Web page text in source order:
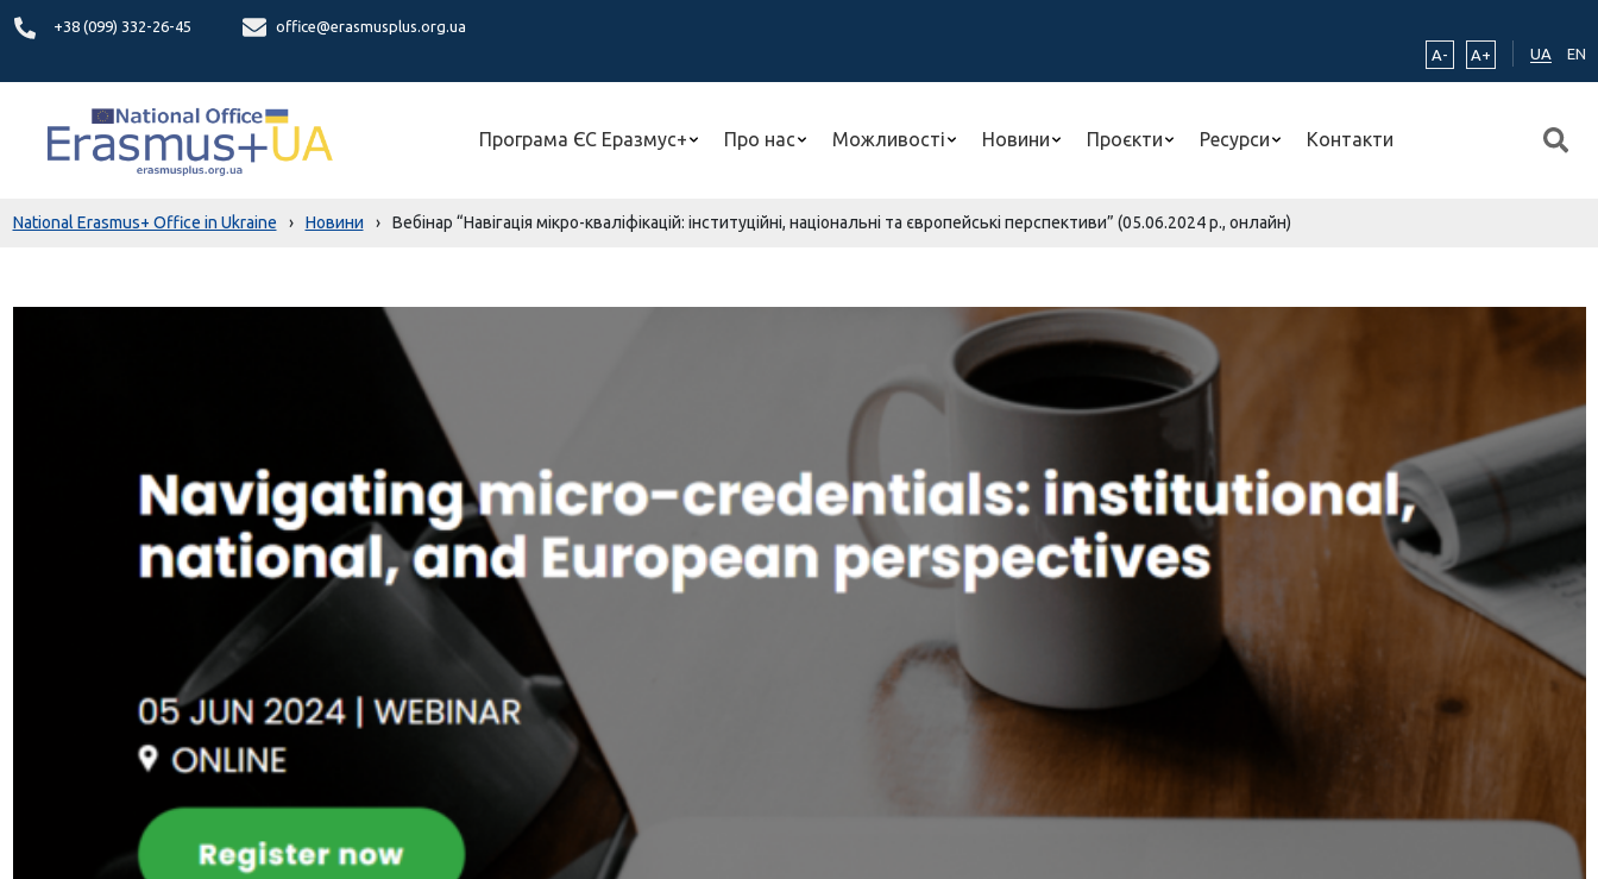
+38 (099) 332-26-45
office@erasmusplus.org.ua
A-
A+ UA EN
Програма ЄС Еразмус+ Про нас Можливості Новини Проєкти Ресурси Контакти
National Erasmus+ Office in Ukraine › Новини › Вебінар “Навігація мікро-кваліфікацій: інституційні, національні та європейські перспективи” (05.06.2024 р., онлайн)